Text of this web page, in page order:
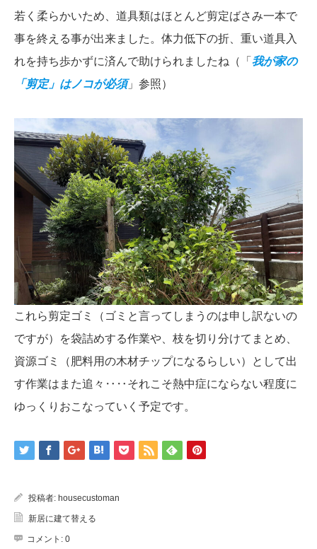
若く柔らかいため、道具類はほとんど剪定ばさみ一本で
事を終える事が出来ました。体力低下の折、重い道具入
れを持ち歩かずに済んで助けられましたね（「 我が家の
「剪定」はノコが必須」参照）
これら剪定ゴミ（ゴミと言ってしまうのは申し訳ないの
ですが）を袋詰めする作業や、枝を切り分けてまとめ、
資源ゴミ（肥料用の木材チップになるらしい）として出
す作業はまた追々‥‥それこそ熱中症にならない程度に
ゆっくりおこなっていく予定です。
投稿者: housecustoman
新居に建て替える
コメント: 0